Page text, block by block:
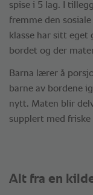
spise i 5 lag. I
fremme den
klasse har sitt eget
bordet og der
Barna lærer å
barne av bordene
nytt. Maten blir
supplert med
Alt fra en